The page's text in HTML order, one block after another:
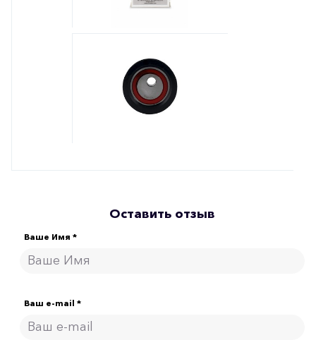
Оставить отзыв
Ваше Имя *
Ваш e-mail *